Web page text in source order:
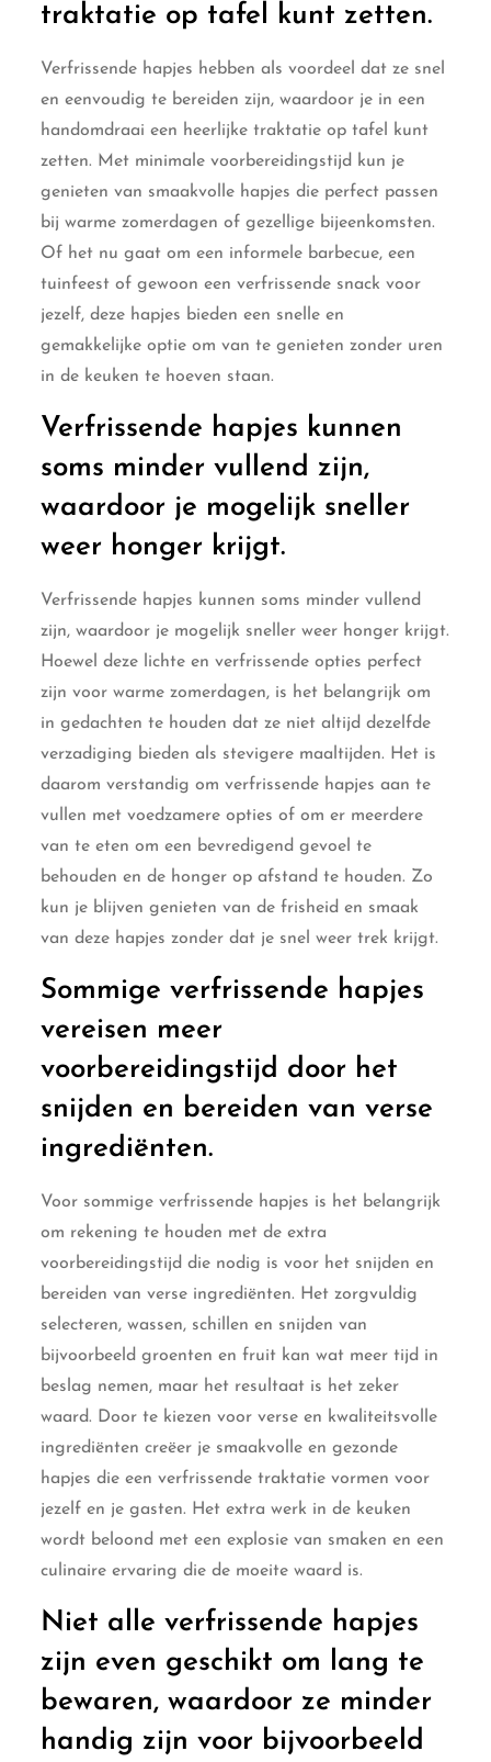
traktatie op tafel kunt zetten.
Verfrissende hapjes hebben als voordeel dat ze snel
en eenvoudig te bereiden zijn, waardoor je in een
handomdraai een heerlijke traktatie op tafel kunt
zetten. Met minimale voorbereidingstijd kun je
genieten van smaakvolle hapjes die perfect passen
bij warme zomerdagen of gezellige bijeenkomsten.
Of het nu gaat om een informele barbecue, een
tuinfeest of gewoon een verfrissende snack voor
jezelf, deze hapjes bieden een snelle en
gemakkelijke optie om van te genieten zonder uren
in de keuken te hoeven staan.
Verfrissende hapjes kunnen
soms minder vullend zijn,
waardoor je mogelijk sneller
weer honger krijgt.
Verfrissende hapjes kunnen soms minder vullend
zijn, waardoor je mogelijk sneller weer honger krijgt.
Hoewel deze lichte en verfrissende opties perfect
zijn voor warme zomerdagen, is het belangrijk om
in gedachten te houden dat ze niet altijd dezelfde
verzadiging bieden als stevigere maaltijden. Het is
daarom verstandig om verfrissende hapjes aan te
vullen met voedzamere opties of om er meerdere
van te eten om een bevredigend gevoel te
behouden en de honger op afstand te houden. Zo
kun je blijven genieten van de frisheid en smaak
van deze hapjes zonder dat je snel weer trek krijgt.
Sommige verfrissende hapjes
vereisen meer
voorbereidingstijd door het
snijden en bereiden van verse
ingrediënten.
Voor sommige verfrissende hapjes is het belangrijk
om rekening te houden met de extra
voorbereidingstijd die nodig is voor het snijden en
bereiden van verse ingrediënten. Het zorgvuldig
selecteren, wassen, schillen en snijden van
bijvoorbeeld groenten en fruit kan wat meer tijd in
beslag nemen, maar het resultaat is het zeker
waard. Door te kiezen voor verse en kwaliteitsvolle
ingrediënten creëer je smaakvolle en gezonde
hapjes die een verfrissende traktatie vormen voor
jezelf en je gasten. Het extra werk in de keuken
wordt beloond met een explosie van smaken en een
culinaire ervaring die de moeite waard is.
Niet alle verfrissende hapjes
zijn even geschikt om lang te
bewaren, waardoor ze minder
handig zijn voor bijvoorbeeld